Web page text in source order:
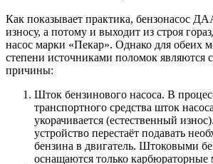
Как показывает практика, бензонасос
износу, а потому и выходит из строя
насос марки «Пекар». Однако для обеих
степени источниками поломок являются
причины:
Шток бензинового насоса. В
транспортного средства шток
укорачивается (естественный
устройство перестаёт подавать
бензина в двигатель. Штоковыми
оснащаются только